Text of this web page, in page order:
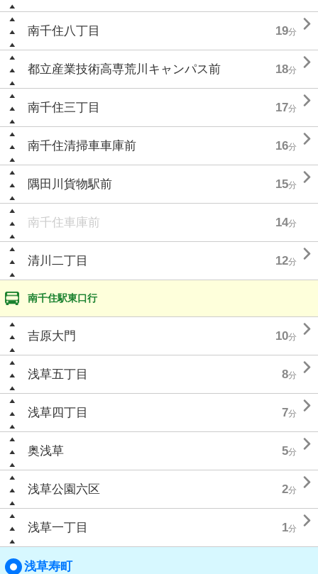
南千住八丁目 19分 
都立産業技術高専荒川キャンパス前 18分 
南千住三丁目 17分 
南千住清掃車車庫前 16分 
隅田川貨物駅前 15分 
南千住車庫前 14分
清川二丁目 12分 
南千住駅東口行
吉原大門 10分 
浅草五丁目 8分 
浅草四丁目 7分 
奥浅草 5分 
浅草公園六区 2分 
浅草一丁目 1分 
浅草寿町